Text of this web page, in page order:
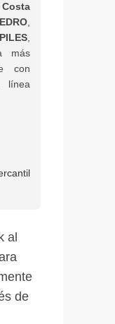
Costa
,
,
más
con
línea
al
de